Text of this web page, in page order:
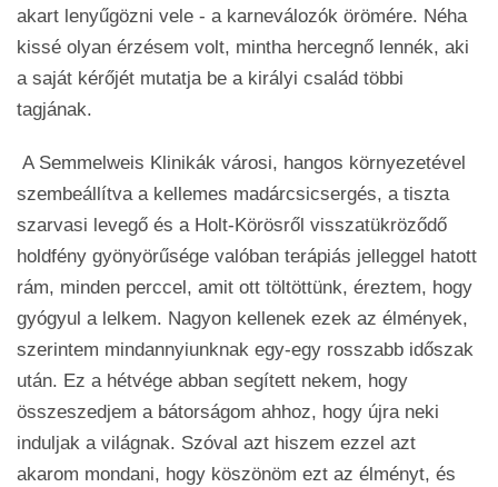
akart lenyűgözni vele - a karneválozók örömére. Néha
kissé olyan érzésem volt, mintha hercegnő lennék, aki
a saját kérőjét mutatja be a királyi család többi
tagjának.
A Semmelweis Klinikák városi, hangos környezetével
szembeállítva a kellemes madárcsicsergés, a tiszta
szarvasi levegő és a Holt-Körösről visszatükröződő
holdfény gyönyörűsége valóban terápiás jelleggel hatott
rám, minden perccel, amit ott töltöttünk, éreztem, hogy
gyógyul a lelkem. Nagyon kellenek ezek az élmények,
szerintem mindannyiunknak egy-egy rosszabb időszak
után. Ez a hétvége abban segített nekem, hogy
összeszedjem a bátorságom ahhoz, hogy újra neki
induljak a világnak. Szóval azt hiszem ezzel azt
akarom mondani, hogy köszönöm ezt az élményt, és